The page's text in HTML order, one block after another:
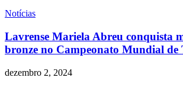
Notícias
Lavrense Mariela Abreu conquista
bronze no Campeonato Mundial de
dezembro 2, 2024